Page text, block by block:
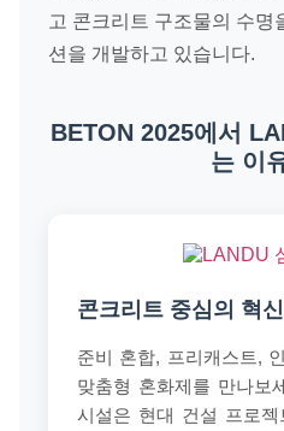
고 콘크리트 구조물의 수명
션을 개발하고 있습니다.
BETON 2025에서
는 이
콘크리트 중심의 혁신
준비 혼합, 프리캐스트,
맞춤형 혼화제를 만나보
시설은 현대 건설 프로